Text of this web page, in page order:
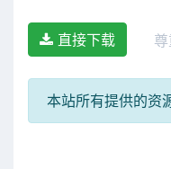
直接下载
本站所有提供的资